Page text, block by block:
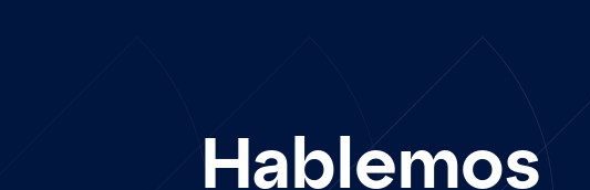
Hablemos